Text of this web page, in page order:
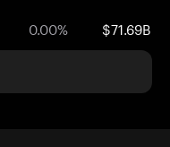
0.00% $71.69B